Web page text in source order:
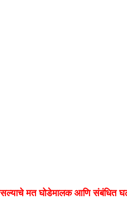
असल्याचे मत घोडेमालक आणि संबंधित